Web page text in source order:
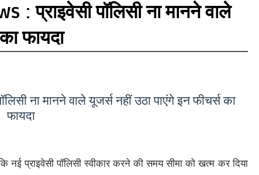
पॉलिसी ना मानने वाले
फायदा
ना मानने वाले यूजर्स नहीं उठा पाएंगे इन फीचर्स का
फायदा
प्राइवेसी पॉलिसी स्वीकार करने की समय सीमा को खत्म कर दिया